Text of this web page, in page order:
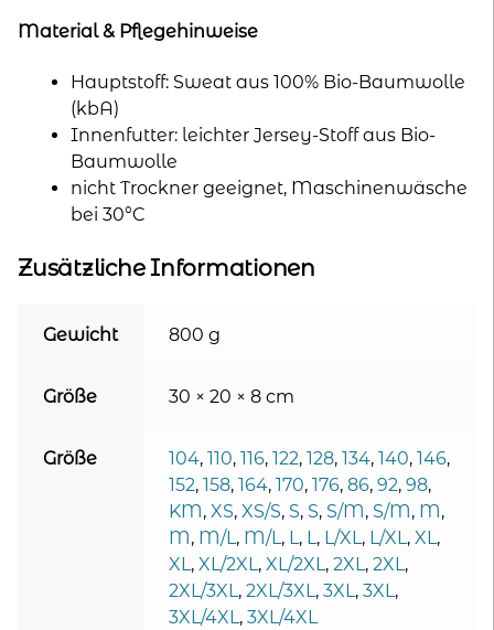
Material & Pflegehinweise
Hauptstoff: Sweat aus 100% Bio-Baumwolle
(kbA)
Innenfutter: leichter Jersey-Stoff aus Bio-
Baumwolle
nicht Trockner geeignet, Maschinenwäsche
bei 30°C
Zusätzliche Informationen
Gewicht 800 g
Größe 30 × 20 × 8 cm
Größe 104, 110, 116, 122, 128, 134, 140, 146,
152, 158, 164, 170, 176, 86, 92, 98,
KM, XS, XS/S, S, S, S/M, S/M, M,
M, M/L, M/L, L, L, L/XL, L/XL, XL,
XL, XL/2XL, XL/2XL, 2XL, 2XL,
2XL/3XL, 2XL/3XL, 3XL, 3XL,
3XL/4XL, 3XL/4XL